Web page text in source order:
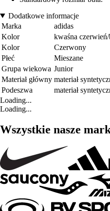
Dodatkowe informacje
Marka
adidas
Kolor
kwaśna
Kolor
Czerwony
Płeć
Mieszane
Grupa wiekowa Junior
Materiał główny materiał
Podeszwa
materiał
Loading...
Loading...
Wszystkie nasze